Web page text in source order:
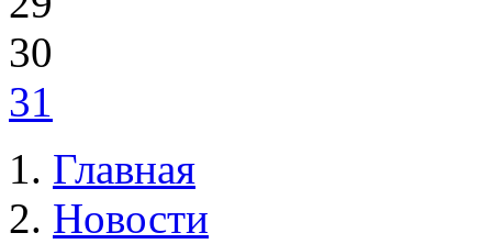
30
31
Главная
Новости